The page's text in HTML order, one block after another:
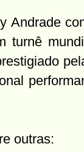
Andrade
turnê
outras: